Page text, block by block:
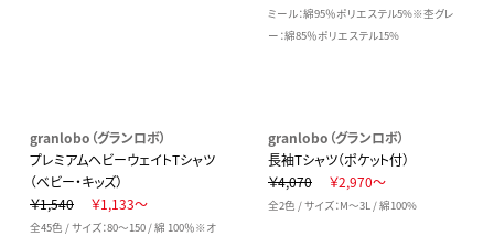
ミール：綿95％ポリエステル5%※杢グレ
ー：綿85％ポリエステル15%
granlobo（グランロボ）
プレミアムヘビーウェイトTシャツ
（ベビー・キッズ）
￥1,540
￥1,133～
全45色 / サイズ：80～150 / 綿 100％※オ
granlobo（グランロボ）
長袖Tシャツ（ポケット付）
￥4,070
￥2,970～
全2色 / サイズ：M～3L / 綿100%